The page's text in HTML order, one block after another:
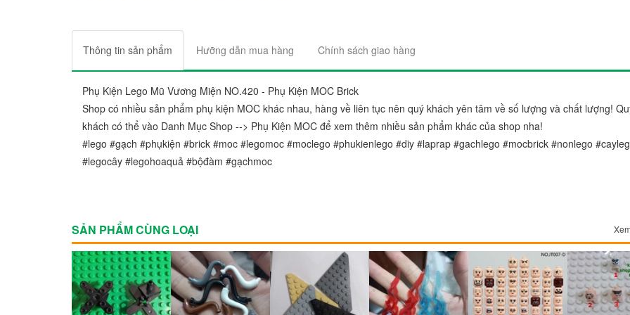
Thông tin sản phẩm Hưỡng dẫn mua hàng Chính sách giao hàng
Phụ Kiện Lego Mũ Vương Miện NO.420 - Phụ Kiện MOC Brick
Shop có nhiều sản phẩm phụ kiện MOC khác nhau, hàng về liên tục nên quý khách yên tâm về số lượng và chất lượng!
khách có thể vào Danh Mục Shop --> Phụ Kiện MOC để xem thêm nhiều sản phẩm khác của shop nha!
#lego #gạch #phụkiện #brick #moc #legomoc #moclego #phukienlego #diy #laprap #gachlego #mocbrick #nonlego
#legocây #legohoaquả #bộđàm #gạchmoc
SẢN PHẨM CÙNG LOẠI
"Sản phẩm thì trên cả tuyệt
đẹp. Ráp lên cái nào thích
gói sản phẩm rất đẹp và